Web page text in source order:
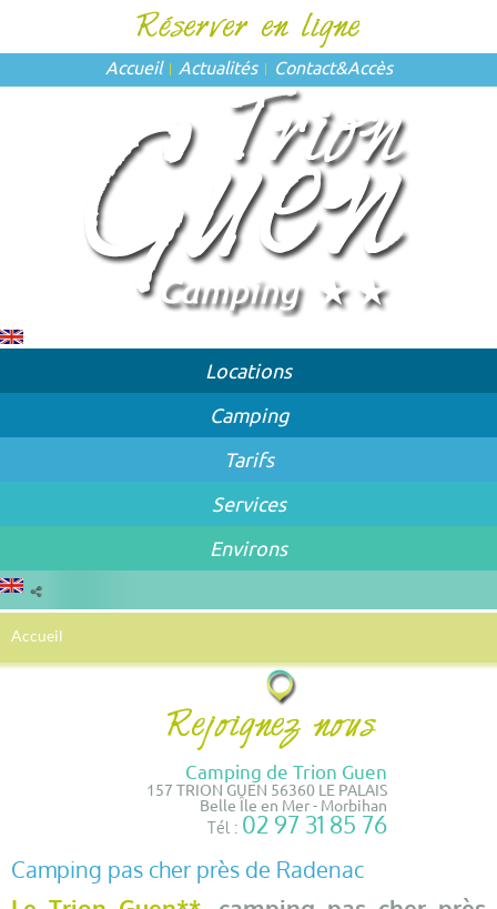
Accueil Actualités Contact&Accès
Locations
Camping
Tarifs
Services
Environs
Accueil
Camping de Trion Guen
157 TRION GUEN 56360 LE PALAIS
Belle Île en Mer - Morbihan
Tél : 02 97 31 85 76
Camping pas cher près de Radenac